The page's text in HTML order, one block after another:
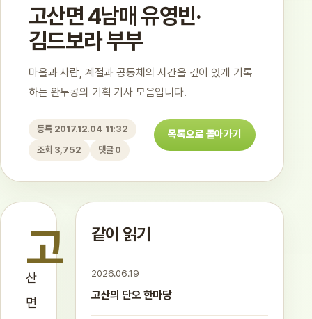
고산면 4남매 유영빈·
김드보라 부부
마을과 사람, 계절과 공동체의 시간을 깊이 있게 기록
하는 완두콩의 기획 기사 모음입니다.
등록 2017.12.04 11:32
조회 3,752
댓글 0
목록으로 돌아가기
고
산
면
같이 읽기
2026.06.19
고산의 단오 한마당